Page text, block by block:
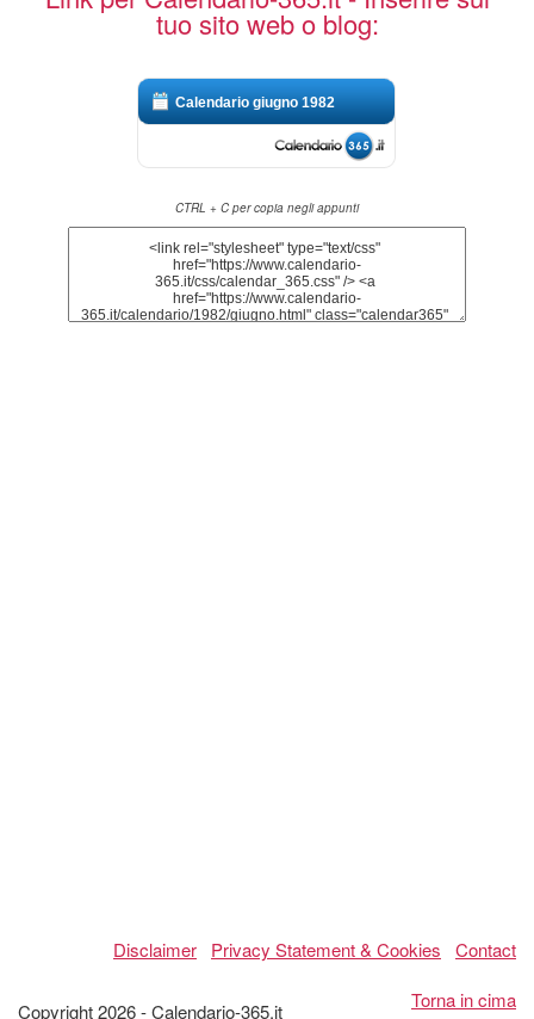
tuo sito web o blog:
Calendario giugno 1982
CTRL + C per copia negli appunti
Disclaimer Privacy Statement & Cookies
Contact
Torna in cima
Copyright 2026 - Calendario-365.it